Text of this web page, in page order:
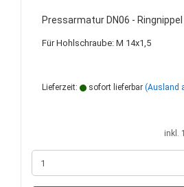
Pressarmatur DN06 -
Für Hohlschraube: M 14x1,5
Lieferzeit: sofort lieferbar (Ausland
inkl.